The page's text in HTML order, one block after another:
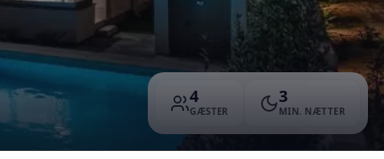
4
GÆSTER
3
MIN. NÆTTER